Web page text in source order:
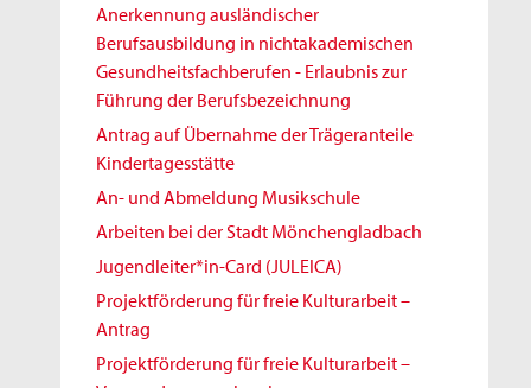
Anerkennung ausländischer
Berufsausbildung in nichtakademischen
Gesundheitsfachberufen - Erlaubnis zur
Führung der Berufsbezeichnung
Antrag auf Übernahme der Trägeranteile
Kindertagesstätte
An- und Abmeldung Musikschule
Arbeiten bei der Stadt Mönchengladbach
Jugendleiter*in-Card (JULEICA)
Projektförderung für freie Kulturarbeit –
Antrag
Projektförderung für freie Kulturarbeit –